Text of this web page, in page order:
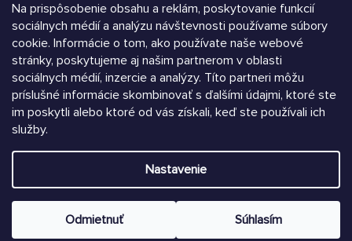
Na prispôsobenie obsahu a reklám, poskytovanie funkcií
sociálnych médií a analýzu návštevnosti používame súbory
cookie. Informácie o tom, ako používate naše webové
stránky, poskytujeme aj našim partnerom v oblasti
sociálnych médií, inzercie a analýzy. Títo partneri môžu
príslušné informácie skombinovať s ďalšími údajmi, ktoré ste
im poskytli alebo ktoré od vás získali, keď ste používali ich
služby.
Nastavenie
Odmietnuť Súhlasím
Árukereső.hu
Vytvoril Shoptet
Copyright 2026Chrústiček.sk. Všetky práva vyhradené.